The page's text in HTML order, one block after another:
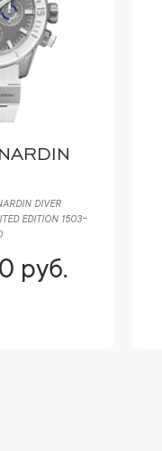
DIVER
EDITION 1503-
руб.